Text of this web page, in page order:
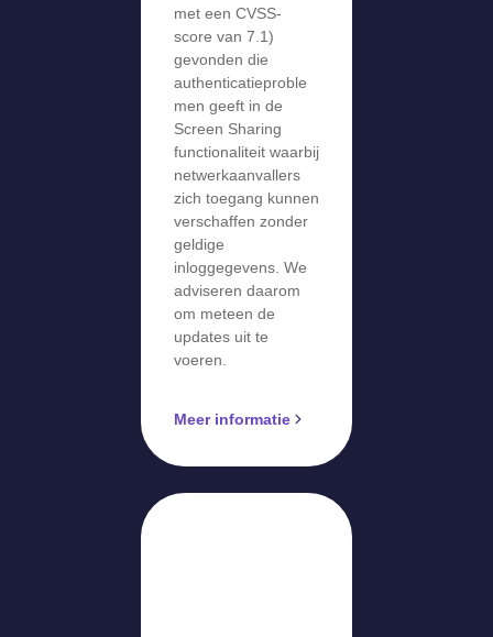
met een CVSS-
score van 7.1)
gevonden die
authenticatieproble
men geeft in de
Screen Sharing
functionaliteit waarbij
netwerkaanvallers
zich toegang kunnen
verschaffen zonder
geldige
inloggegevens. We
adviseren daarom
om meteen de
updates uit te
voeren.
Meer informatie